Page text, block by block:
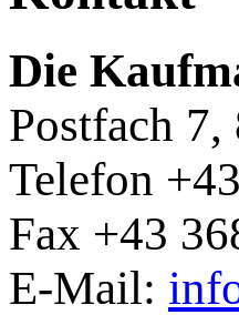
Die
Postfach
Telefon
Fax +43
E-Mail: